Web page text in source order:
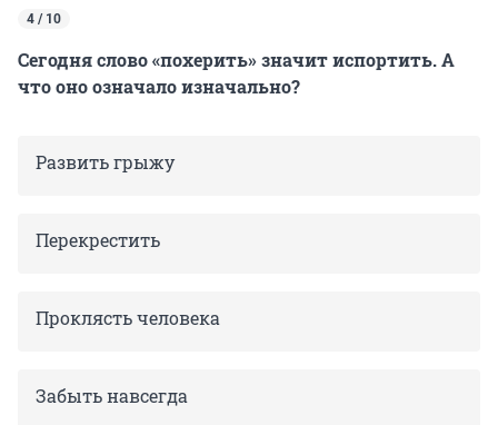
4 / 10
Сегодня слово «похерить» значит испортить. А
что оно означало изначально?
Развить грыжу
Перекрестить
Проклясть человека
Забыть навсегда